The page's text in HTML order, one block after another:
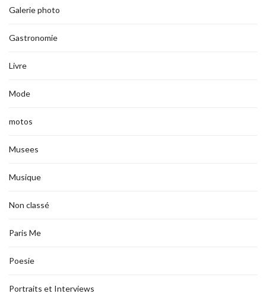
Galerie photo
Gastronomie
Livre
Mode
motos
Musees
Musique
Non classé
Paris Me
Poesie
Portraits et Interviews